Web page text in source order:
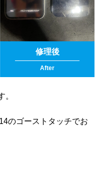
修理後
After
のゴーストタッチでお